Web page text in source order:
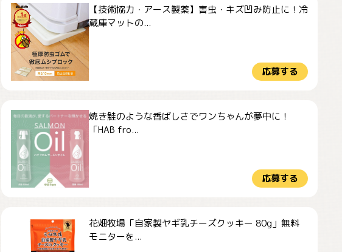
【技術協力・アース製薬】害虫・キズ凹み防止に！冷
蔵庫マットの...
応募する
焼き鮭のような香ばしさでワンちゃんが夢中に！
「HAB fro...
応募する
花畑牧場「自家製ヤギ乳チーズクッキー 80g」無料
モニターを...